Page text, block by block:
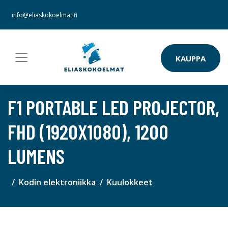
info@eliaskokoelmat.fi
KAUPPA
F1 PORTABLE LED PROJECTOR,
FHD (1920X1080), 1200
LUMENS
Kodin elektroniikka Kuulokkeet